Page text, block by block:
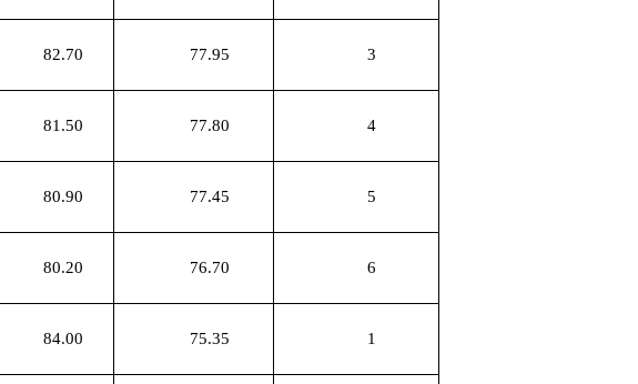
82.70 77.95 3
81.50 77.80 4
80.90 77.45 5
80.20 76.70 6
84.00 75.35 1